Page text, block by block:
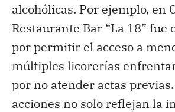
alcohólicas. Por ejemplo, en
Restaurante Bar “La 18” fue
por permitir el acceso a
múltiples licorerías
por no atender actas
acciones no solo reflejan la